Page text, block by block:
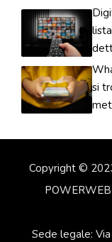
si
Copyright ©
Sede legale: